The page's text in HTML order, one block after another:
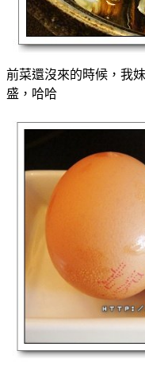
前菜還沒來的時候，我
盛，哈哈